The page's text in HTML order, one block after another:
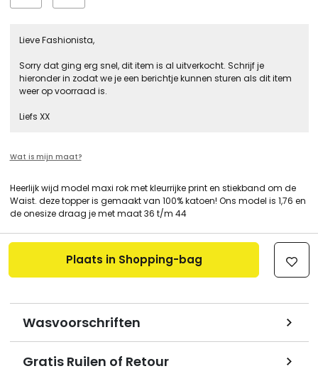
Lieve Fashionista,
Sorry dat ging erg snel, dit item is al uitverkocht. Schrijf je
hieronder in zodat we je een berichtje kunnen sturen als dit item
weer op voorraad is.
Liefs XX
Wat is mijn maat?
Heerlijk wijd model maxi rok met kleurrijke print en stiekband om de
Waist. deze topper is gemaakt van 100% katoen! Ons model is 1,76 en
de onesize draag je met maat 36 t/m 44
Wasvoorschriften
Gratis Ruilen of Retour
Plaats in Shopping-bag